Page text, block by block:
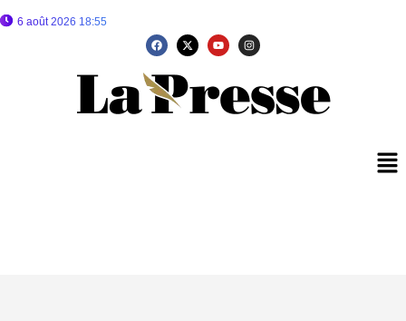
6 août 2026 18:55